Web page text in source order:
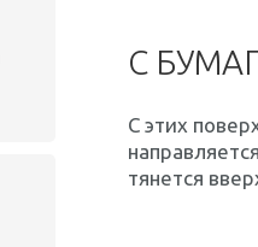
С
С этих
тянется